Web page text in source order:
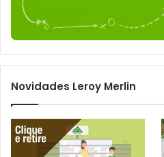
Novidades Leroy Merlin